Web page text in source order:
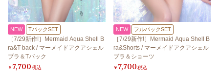
NEW TバックSET
［7/29新作!］Mermaid Aqua Shell B
ra&T-back / マーメイドアクアシェル
ブラ＆Tバック
¥7,700税込
NEW フルバックSET
［7/29新作!］Mermaid Aqua Shell B
ra&Shorts / マーメイドアクアシェル
ブラ＆ショーツ
¥7,700税込